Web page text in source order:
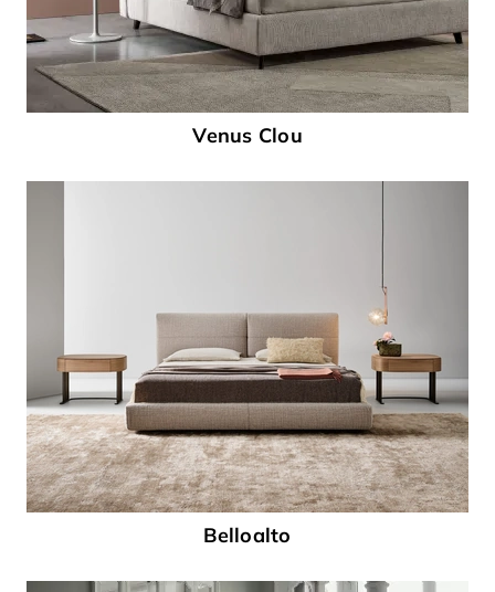
Venus Clou
Belloalto